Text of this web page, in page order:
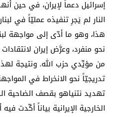
إسرائيل دعماً لإيران، في حين
النار لم يَجرِ تنفيذه عمليّاً في
هذا، وهو ما أدّى إلى مواجهة
نحو منفرد، وعرَّض إيران
من مؤيِّدي حزب الله. ونتيجة
تدريجيّاً نحو الانخراط في
تهديد نتنياهو بقصف الضاحية
الخارجية الإيرانية بياناً أكّدت